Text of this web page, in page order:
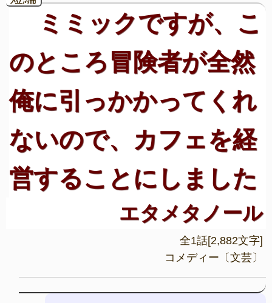
ミミックですが、こ
のところ冒険者が全然
俺に引っかかってくれ
ないので、カフェを経
営することにしました
エタメタノール
全1話[2,882文字]
コメディー〔文芸〕